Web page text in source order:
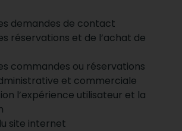
demandes de contact
réservations et de l’achat de
commandes ou réservations
et commerciale
l’expérience utilisateur et la
site internet